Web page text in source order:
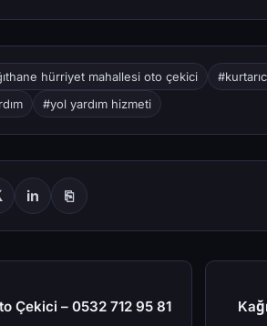
hürriyet mahallesi oto çekici
#yol yardım hizmeti
in ⎘
Çekici – 0532 712 95 81